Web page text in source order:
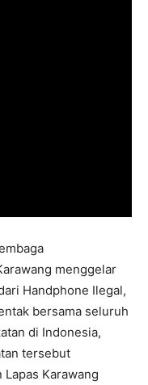
menggelar
Handphone Ilegal,
bersama seluruh
di Indonesia,
tersebut
Karawang